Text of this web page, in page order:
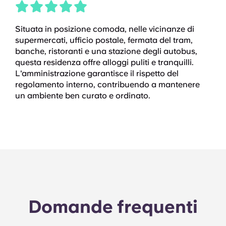
Situata in posizione comoda, nelle vicinanze di
supermercati, ufficio postale, fermata del tram,
banche, ristoranti e una stazione degli autobus,
questa residenza offre alloggi puliti e tranquilli.
L'amministrazione garantisce il rispetto del
regolamento interno, contribuendo a mantenere
un ambiente ben curato e ordinato.
Domande frequenti